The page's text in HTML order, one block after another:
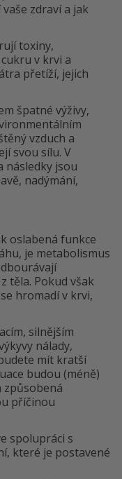
zdraví a jak
toxiny,
v krvi a
přetíží, jejich
špatné výživy,
vzduch a
svou sílu. V
následky jsou
nadýmání,
oslabená funkce
je metabolismus
těla. Pokud však
hromadí v krvi,
silnějším
nálady,
mít kratší
budou (méně)
způsobená
příčinou
spolupráci s
které je postavené